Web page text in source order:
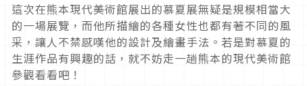
這次在熊本現代美術館展出的慕夏展無疑是規模相當大
的一場展覽，而他所描繪的各種女性也都有著不同的風
采，讓人不禁感嘆他的設計及繪畫手法。若是對慕夏的
生涯作品有興趣的話，就不妨走一趟熊本的現代美術館
參觀看看吧！